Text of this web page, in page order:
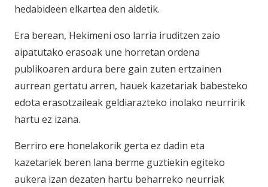
hedabideen elkartea den aldetik.
Era berean, Hekimeni oso larria iruditzen zaio
aipatutako erasoak une horretan ordena
publikoaren ardura bere gain zuten ertzainen
aurrean gertatu arren, hauek kazetariak babesteko
edota erasotzaileak geldiarazteko inolako neurririk
hartu ez izana.
Berriro ere honelakorik gerta ez dadin eta
kazetariek beren lana berme guztiekin egiteko
aukera izan dezaten hartu beharreko neurriak